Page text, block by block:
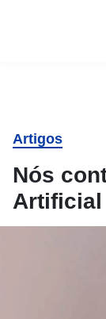
Artigos
Nós
Artificial